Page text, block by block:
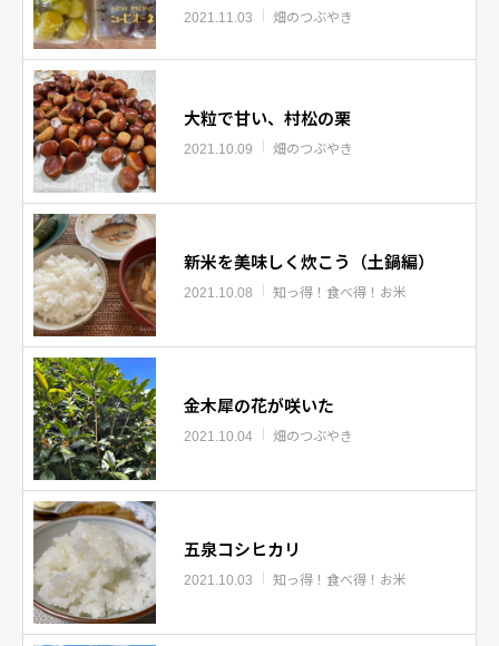
2021.11.03 畑のつぶやき
大粒で甘い、村松の栗
2021.10.09 畑のつぶやき
新米を美味しく炊こう（土鍋編）
2021.10.08 知っ得！食べ得！お米
金木犀の花が咲いた
2021.10.04 畑のつぶやき
五泉コシヒカリ
2021.10.03 知っ得！食べ得！お米